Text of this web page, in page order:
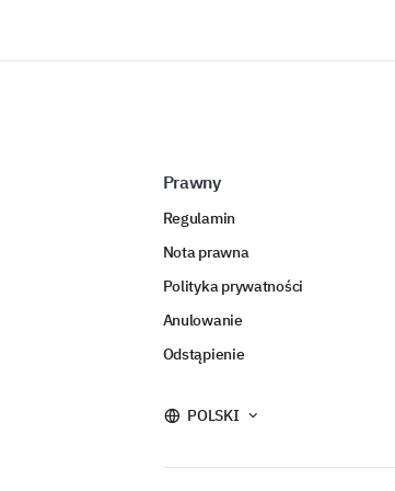
Prawny
Regulamin
Nota prawna
Polityka prywatności
Anulowanie
Odstąpienie
POLSKI